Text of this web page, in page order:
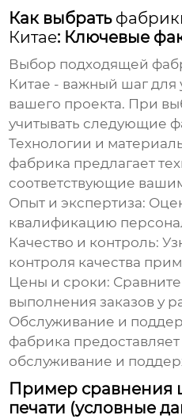
Как выбрать
Китае: Ключевые
Выбор подходящей
Китае - важный шаг
вашего проекта. При
учитывать следующие
Технологии и
фабрика предлагает
соответствующие
Опыт и экспертиза:
квалификацию
Качество и контроль:
контроля качества
Цены и сроки:
выполнения заказов у
Обслуживание и
фабрика
обслуживание и
Пример сравнения
печати (условные